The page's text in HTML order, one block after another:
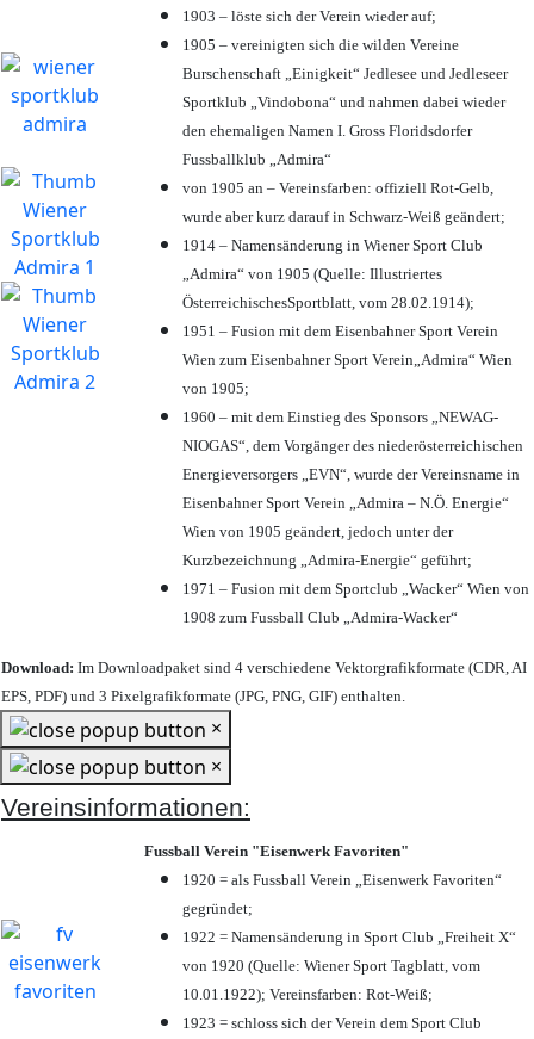
1903 – löste sich der Verein wieder auf;
1905 – vereinigten sich die wilden Vereine
Burschenschaft „Einigkeit“ Jedlesee und Jedleseer
Sportklub „Vindobona“ und nahmen dabei wieder
den ehemaligen Namen I. Gross Floridsdorfer
Fussballklub „Admira“
von 1905 an – Vereinsfarben: offiziell Rot-Gelb,
wurde aber kurz darauf in Schwarz-Weiß geändert;
1914 – Namensänderung in Wiener Sport Club
„Admira“ von 1905 (Quelle: Illustriertes
ÖsterreichischesSportblatt, vom 28.02.1914);
1951 – Fusion mit dem Eisenbahner Sport Verein
Wien zum Eisenbahner Sport Verein„Admira“ Wien
von 1905;
1960 – mit dem Einstieg des Sponsors „NEWAG-
NIOGAS“, dem Vorgänger des niederösterreichischen
Energieversorgers „EVN“, wurde der Vereinsname in
Eisenbahner Sport Verein „Admira – N.Ö. Energie“
Wien von 1905 geändert, jedoch unter der
Kurzbezeichnung „Admira-Energie“ geführt;
1971 – Fusion mit dem Sportclub „Wacker“ Wien von
1908 zum Fussball Club „Admira-Wacker“
Download: Im Downloadpaket sind 4 verschiedene Vektorgrafikformate (CDR, AI
EPS, PDF) und 3 Pixelgrafikformate (JPG, PNG, GIF) enthalten.
×
×
Vereinsinformationen:
Fussball Verein "Eisenwerk Favoriten"
1920 = als Fussball Verein „Eisenwerk Favoriten“
gegründet;
1922 = Namensänderung in Sport Club „Freiheit X“
von 1920 (Quelle: Wiener Sport Tagblatt, vom
10.01.1922); Vereinsfarben: Rot-Weiß;
1923 = schloss sich der Verein dem Sport Club